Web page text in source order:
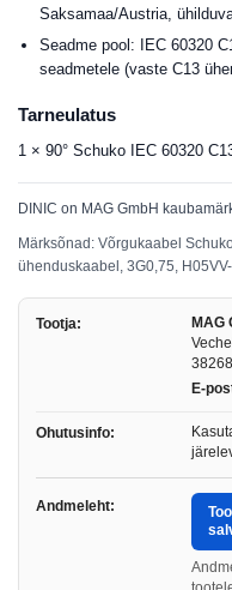
Saksamaa/Austria,
Seadme pool: IEC 60320
seadmetele (vaste C13
Tarneulatus
1 × 90° Schuko IEC 60320
DINIC on MAG GmbH
Märksõnad: Võrgukaabel
ühenduskaabel, 3G0,75,
Tootja:
MAG
E-
Ohutusinfo:
Andmeleht: